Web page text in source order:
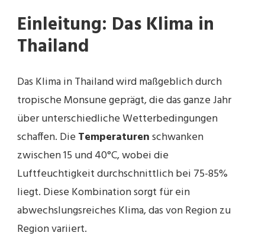
Einleitung: Das Klima in
Thailand
Das Klima in Thailand wird maßgeblich durch
tropische Monsune geprägt, die das ganze Jahr
über unterschiedliche Wetterbedingungen
schaffen. Die Temperaturenschwanken
zwischen 15 und 40°C, wobei die
Luftfeuchtigkeit durchschnittlich bei 75-85%
liegt. Diese Kombination sorgt für ein
abwechslungsreiches Klima, das von Region zu
Region variiert.